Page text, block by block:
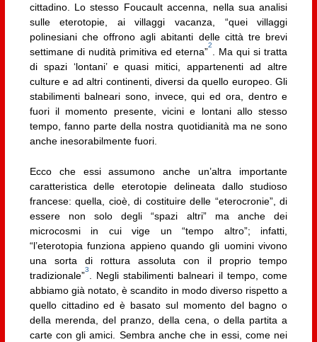
cittadino. Lo stesso Foucault accenna, nella sua analisi
sulle eterotopie, ai villaggi vacanza, “quei villaggi
polinesiani che offrono agli abitanti delle città tre brevi
settimane di nudità primitiva ed eterna”
2
. Ma qui si tratta
di spazi ‘lontani’ e quasi mitici, appartenenti ad altre
culture e ad altri continenti, diversi da quello europeo. Gli
stabilimenti balneari sono, invece, qui ed ora, dentro e
fuori il momento presente, vicini e lontani allo stesso
tempo, fanno parte della nostra quotidianità ma ne sono
anche inesorabilmente fuori.
Ecco che essi assumono anche un’altra importante
caratteristica delle eterotopie delineata dallo studioso
francese: quella, cioè, di costituire delle “eterocronie”, di
essere non solo degli “spazi altri” ma anche dei
microcosmi in cui vige un “tempo altro”; infatti,
“l’eterotopia funziona appieno quando gli uomini vivono
una sorta di rottura assoluta con il proprio tempo
tradizionale”
3
. Negli stabilimenti balneari il tempo, come
abbiamo già notato, è scandito in modo diverso rispetto a
quello cittadino ed è basato sul momento del bagno o
della merenda, del pranzo, della cena, o della partita a
carte con gli amici. Sembra anche che in essi, come nei